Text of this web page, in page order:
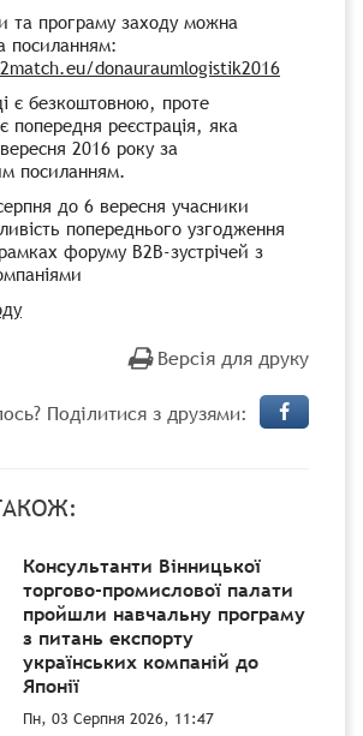
та програму заходу можна
посиланням:
donauraumlogistik2016
є безкоштовною, проте
попередня реєстрація, яка
2016 року за
посиланням.
до 6 вересня учасники
попереднього узгодження
форуму В2В-зустрічей з
Версія для друку
Поділитися з друзями:
Консультанти Вінницької
торгово-промислової палати
пройшли навчальну програму
з питань експорту
українських компаній до
Японії
Пн, 03 Серпня 2026, 11:47